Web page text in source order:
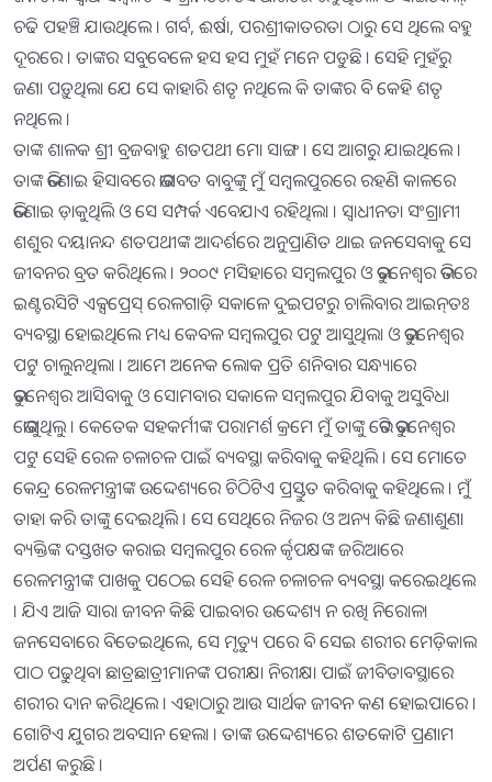
ଚଢି ପହଞ୍ଚି ଯାଉଥିଲେ । ଗର୍ବ, ଈର୍ଷା, ପରଶ୍ରୀକାତରତା ଠାରୁ ସେ ଥିଲେ ବହୁ
ଦୂରରେ । ତାଙ୍କର ସବୁବେଳେ ହସ ହସ ମୁହଁ ମନେ ପଡୁଛି । ସେହି ମୁହଁରୁ
ଜଣା ପଡ଼ୁଥିଲା ଯେ ସେ କାହାରି ଶତୃ ନଥିଲେ କି ତାଙ୍କର ବି କେହି ଶତୃ
ନଥିଲେ ।
ତାଙ୍କ ଶାଳକ ଶ୍ରୀ ବ୍ରଜବାହୁ ଶତପଥୀ ମୋ ସାଙ୍ଗ । ସେ ଆଗରୁ ଯାଇଥିଲେ ।
ତାଙ୍କ ଭିଣୋଇ ହିସାବରେ ଭାଗବତ ବାବୁଙ୍କୁ ମୁଁ ସମ୍ବଲପୁରରେ ରହଣି କାଳରେ
ଭିଣୋଇ ଡ଼ାକୁଥିଲି ଓ ସେ ସମ୍ପର୍କ ଏବେଯାଏ ରହିଥିଲା । ସ୍ୱାଧୀନତା ସଂଗ୍ରାମୀ
ଶଶୁର ଦୟାନନ୍ଦ ଶତପଥୀଙ୍କ ଆଦର୍ଶରେ ଅନୁପ୍ରାଣିତ ଥାଇ ଜନସେବାକୁ ସେ
ଜୀବନର ବ୍ରତ କରିଥିଲେ । ୨୦୦୯ ମସିହାରେ ସମ୍ବଲପୁର ଓ ଭୁବନେଶ୍ୱର ଭିତରେ
ଇଣ୍ଟରସିଟି ଏକ୍ସପ୍ରେସ୍ ରେଳଗାଡ଼ି ସକାଳେ ଦୁଇପଟରୁ ଚାଲିବାର ଆଇନ୍‌ତଃ
ବ୍ୟବସ୍ଥା ହୋଇଥିଲେ ମଧ୍ୟ କେବଳ ସମ୍ବଲପୁର ପଟୁ ଆସୁଥିଲା ଓ ଭୁବନେଶ୍ୱର
ପଟୁ ଚାଲୁନଥିଲା । ଆମେ ଅନେକ ଲୋକ ପ୍ରତି ଶନିବାର ସନ୍ଧ୍ୟାରେ
ଭୁବନେଶ୍ୱର ଆସିବାକୁ ଓ ସୋମବାର ସକାଳେ ସମ୍ବଲପୁର ଯିବାକୁ ଅସୁବିଧା
ଭୋଗୁଥିଲୁ । କେତେକ ସହକର୍ମୀଙ୍କ ପରାମର୍ଶ କ୍ରମେ ମୁଁ ତାଙ୍କୁ ଭେଟି ଭୁବନେଶ୍ୱର
ପଟୁ ସେହି ରେଳ ଚଳାଚଳ ପାଇଁ ବ୍ୟବସ୍ଥା କରିବାକୁ କହିଥିଲି । ସେ ମୋତେ
କେନ୍ଦ୍ର ରେଳମନ୍ତ୍ରୀଙ୍କ ଉଦ୍ଦେଶ୍ୟରେ ଚିଠିଟିଏ ପ୍ରସ୍ତୁତ କରିବାକୁ କହିଥିଲେ । ମୁଁ
ତାହା କରି ତାଙ୍କୁ ଦେଇଥିଲି । ସେ ସେଥିରେ ନିଜର ଓ ଅନ୍ୟ କିଛି ଜଣାଶୁଣା
ବ୍ୟକ୍ତିଙ୍କ ଦସ୍ତଖତ କରାଇ ସମ୍ବଲପୁର ରେଳ ର୍କୃପକ୍ଷଙ୍କ ଜରିଆରେ
ରେଳମନ୍ତ୍ରୀଙ୍କ ପାଖକୁ ପଠେଇ ସେହି ରେଳ ଚଳାଚଳ ବ୍ୟବସ୍ଥା କରେଇଥିଲେ
। ଯିଏ ଆଜି ସାରା ଜୀବନ କିଛି ପାଇବାର ଉଦ୍ଦେଶ୍ୟ ନ ରଖି ନିରୋଳା
ଜନସେବାରେ ବିତେଇଥିଲେ, ସେ ମୃତ୍ୟୁ ପରେ ବି ସେଇ ଶରୀର ମେଡ଼ିକାଲ
ପାଠ ପଢୁଥିବା ଛାତ୍ରଛାତ୍ରୀମାନଙ୍କ ପରୀକ୍ଷା ନିରୀକ୍ଷା ପାଇଁ ଜୀବିତାବସ୍ଥାରେ
ଶରୀର ଦାନ କରିଥିଲେ । ଏହାଠାରୁ ଆଉ ସାର୍ଥକ ଜୀବନ କଣ ହୋଇପାରେ ।
ଗୋଟିଏ ଯୁଗର ଅବସାନ ହେଲା । ତାଙ୍କ ଉଦ୍ଦେଶ୍ୟରେ ଶତକୋଟି ପ୍ରଣାମ
ଅର୍ପଣ କରୁଛି ।